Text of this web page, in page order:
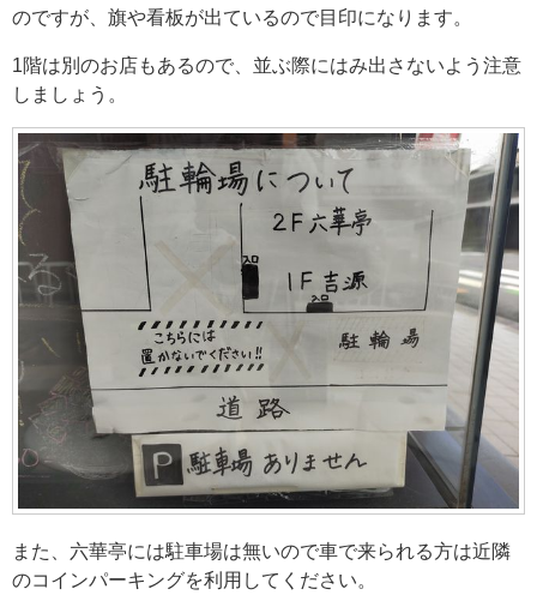
のですが、旗や看板が出ているので目印になります。
1階は別のお店もあるので、並ぶ際にはみ出さないよう注意
しましょう。
また、六華亭には駐車場は無いので車で来られる方は近隣
のコインパーキングを利用してください。